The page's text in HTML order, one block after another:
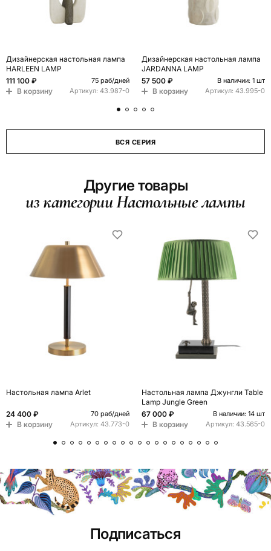
Дизайнерская настольная лампа
HARLEEN LAMP
111 100 ₽
75 раб/дней
В корзину Артикул: 43.987-0
Дизайнерская настольная лампа
JARDANNA LAMP
57 500 ₽
В наличии: 1 шт
В корзину Артикул: 43.995-0
ВСЯ СЕРИЯ
Другие товары
из категории Настольные лампы
Настольная лампа Arlet
24 400 ₽ 70 раб/дней
В корзину Артикул: 43.773-0
Настольная лампа Джунгли Table
Lamp Jungle Green
67 000 ₽
В наличии: 14 шт
В корзину Артикул: 43.565-0
Подписаться